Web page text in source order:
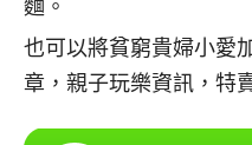
也可以將貧窮貴婦小愛
章，親子玩樂資訊，特